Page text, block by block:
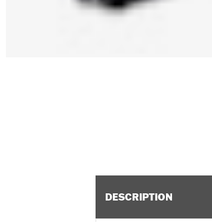
DESCRIPTION